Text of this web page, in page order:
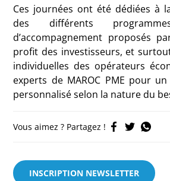
Ces journées ont été dédiées à
des différents
d’accompagnement proposés
profit des investisseurs, et
individuelles des opérateurs
experts de MAROC PME pour
personnalisé selon la nature du
Vous aimez ? Partagez !
INSCRIPTION NEWSLETTER